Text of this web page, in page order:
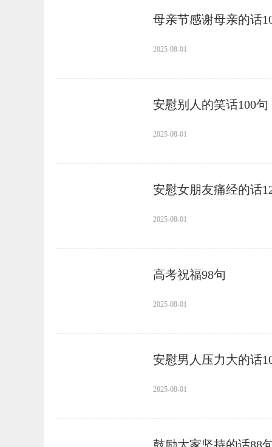
母亲节感谢母亲的话
2025-08-01
安慰别人的笑话100句
2025-08-01
安慰女朋友痛经的话
2025-08-01
高考祝福98句
2025-08-01
安慰男人压力大的话
2025-08-01